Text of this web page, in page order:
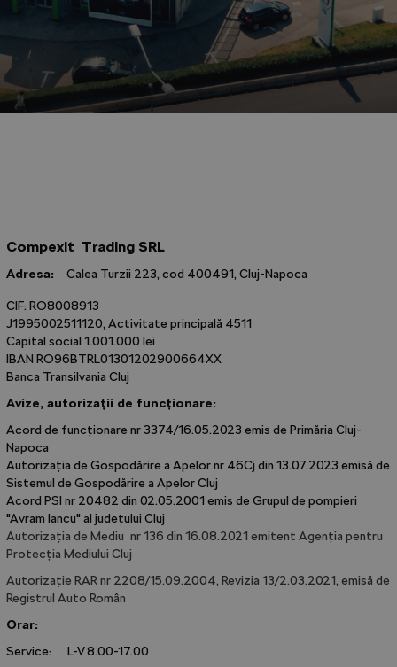
Compexit Trading SRL
Adresa: Calea Turzii 223, cod 400491, Cluj-Napoca
CIF: RO8008913
J1995002511120, Activitate principală 4511
Capital social 1.001.000 lei
IBAN RO96BTRL01301202900664XX
Banca Transilvania Cluj
Avize, autorizații de funcționare:
Acord de funcționare nr 3374/16.05.2023 emis de Primăria Cluj-
Napoca
Autorizația de Gospodărire a Apelor nr 46Cj din 13.07.2023 emisă de
Sistemul de Gospodărire a Apelor Cluj
Acord PSI nr 20482 din 02.05.2001 emis de Grupul de pompieri
"Avram Iancu" al județului Cluj
Autorizația de Mediu nr 136 din 16.08.2021 emitent Agenția pentru
Protecția Mediului Cluj
Autorizație RAR nr 2208/15.09.2004, Revizia 13/2.03.2021, emisă de
Registrul Auto Român
Orar:
Service: L-V 8.00-17.00